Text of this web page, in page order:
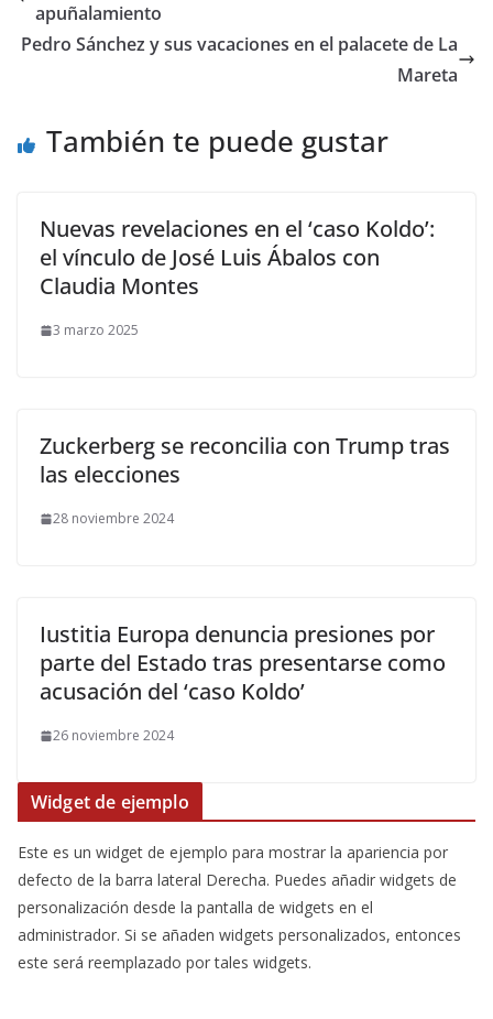
apuñalamiento
Pedro Sánchez y sus vacaciones en el palacete de La
Mareta
También te puede gustar
Nuevas revelaciones en el ‘caso Koldo’:
el vínculo de José Luis Ábalos con
Claudia Montes
3 marzo 2025
Zuckerberg se reconcilia con Trump tras
las elecciones
28 noviembre 2024
Iustitia Europa denuncia presiones por
parte del Estado tras presentarse como
acusación del ‘caso Koldo’
26 noviembre 2024
Widget de ejemplo
Este es un widget de ejemplo para mostrar la apariencia por
defecto de la barra lateral Derecha. Puedes añadir widgets de
personalización desde la pantalla de widgets en el
administrador. Si se añaden widgets personalizados, entonces
este será reemplazado por tales widgets.